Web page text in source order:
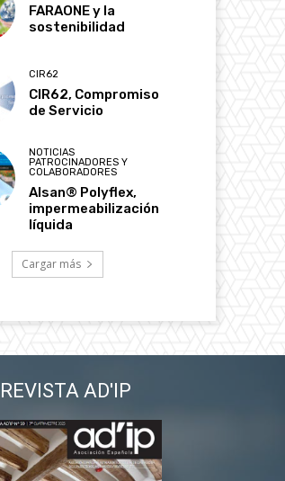
FARAONE y la
sostenibilidad
CIR62
CIR62, Compromiso
de Servicio
NOTICIAS
PATROCINADORES Y
COLABORADORES
Alsan® Polyflex,
impermeabilización
líquida
Cargar más
REVISTA AD'IP